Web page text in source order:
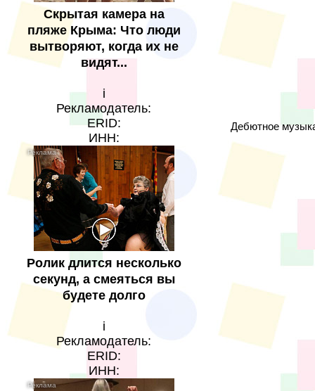
Скрытая камера на
пляже Крыма: Что люди
вытворяют, когда их не
видят...
i
Рекламодатель:
ERID:
ИНН:
Ролик длится несколько
секунд, а смеяться вы
будете долго
i
Рекламодатель:
ERID:
ИНН:
Дебютное